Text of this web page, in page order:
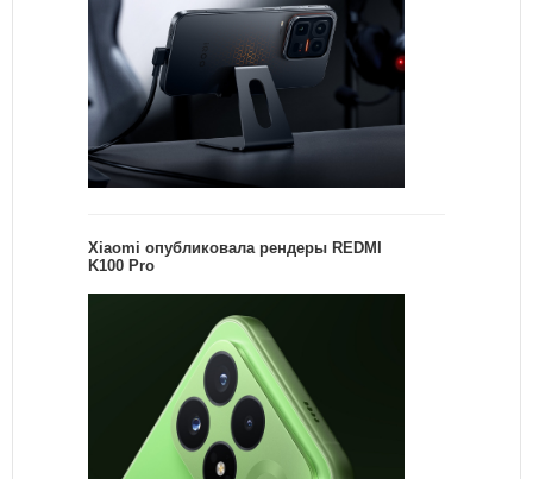
Xiaomi опубликовала рендеры REDMI
K100 Pro